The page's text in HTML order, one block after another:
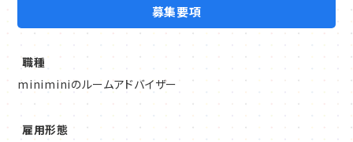
そんなイメージを持つ方こそ、ぜひ知ってほしい環境です。
当社では入社後3カ月間、基礎から学べる研修を徹底。
社会人マナー、電話応対、物件提案の流れまで、順を追って習得
動画教材と先輩のマンツーマンフォローがあるため、未経験でも
安心して成長できます。
＜仕事の流れ＞
▼お客様対応（メール・電話・対面）
理想の条件等をヒアリングし、データベースの中から最適なお部
屋をご案内。
いくつか気になる物件をピックアップしていただき、実際に現地
募集要項
職種
miniminiのルームアドバイザー
雇用形態